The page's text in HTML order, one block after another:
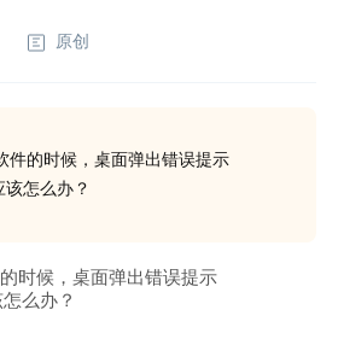
原创
件的时候，桌面弹出错误提示
该怎么办？
时候，桌面弹出错误提示
么办？